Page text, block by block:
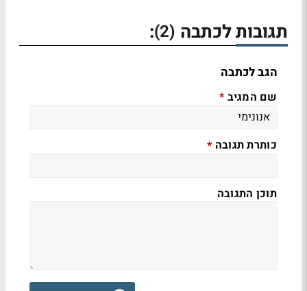
תגובות לכתבה (2)
:
הגב לכתבה
שם המגיב *
כותרת תגובה *
תוכן התגובה